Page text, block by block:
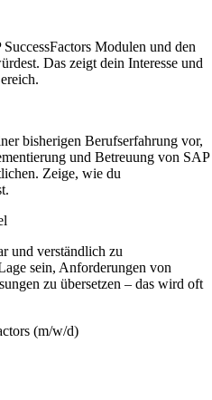
Modulen und den
Das zeigt dein Interesse und
bisherigen Berufserfahrung vor,
und Betreuung von SAP
Zeige, wie du
und verständlich zu
sein, Anforderungen von
zu übersetzen – das wird oft
(m/w/d)